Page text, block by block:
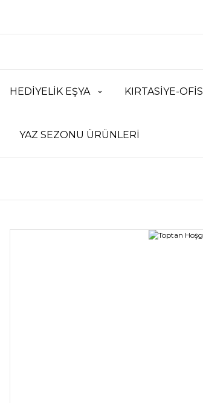
HEDİYELİK EŞYA KIRTASİYE-OFİS
YAZ SEZONU ÜRÜNLERİ